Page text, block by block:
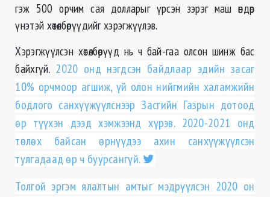
гэж 500 орчим сая долларыг үрсэн зэрэг маш өндөр
үнэтэй хөтөлбөрүүдийг хэрэгжүүлэв.
Хэрэгжүүлсэн хөтөлбөрүүд нь ч бай-гаа олсон шинж бас
байхгүй. 2020 онд нэгдсэн байдлаар эдийн засаг
10% орчмоор агшиж, үй олон нийгмийн халамжийн
бодлого санхүүжүүлснээр Засгийн Газрын дотоод
өр түүхэн дээд хэмжээнд хүрэв. 2020-2021 онд
төлөх байсан өрнүүдээ ахин санхүүжүүлсэн
тулгадаад өр ч буурсангүй.
Толгой эргэм ялалтын амтыг мэдрүүлсэн 2020 он